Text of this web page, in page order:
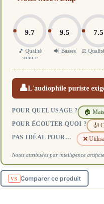
9.7
🎵 Qualité
sonore
9.5
🔊 Basses
7.5
⚖️
👤L'audiophile puriste
POUR QUEL USAGE ? 🏠
POUR ÉCOUTER QUOI ? 🎻
PAS IDÉAL POUR… ❌
Notes attribuées par intelligence
Comparer ce produit